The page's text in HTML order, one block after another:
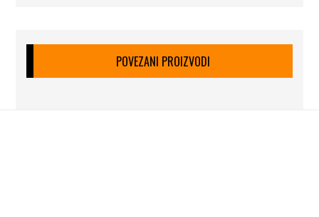
POVEZANI PROIZVODI